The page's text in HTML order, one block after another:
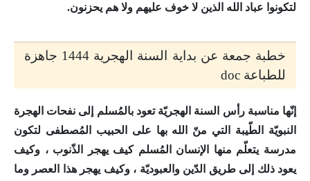
لتكونوا عباد الله الذين لا خوف عليهم ولا هم يحزنون.
خطبة جمعة عن بداية السنة الهجرية 1444 جاهزة
للطباعة doc
إنّها مناسبة رأس السنة الهجريّة تعود بالمُسلم إلى نفحات الهجرة
النبويّة الطّيبة التي منّ الله بها على الحبيب المُصطفى لتكون
مدرسة يتعلّم منها الإنسان المُسلم كيف يهجر الذّنوب ، وكيف
يعود ذلك إلى طريق الدّين والعبوديّة ، وكيف يهجر هذا العصر وما